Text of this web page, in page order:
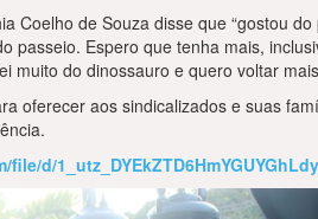
Coelho de Souza disse que “gostou
passeio. Espero que tenha mais,
muito do dinossauro e quero voltar
oferecer aos sindicalizados e suas
d/